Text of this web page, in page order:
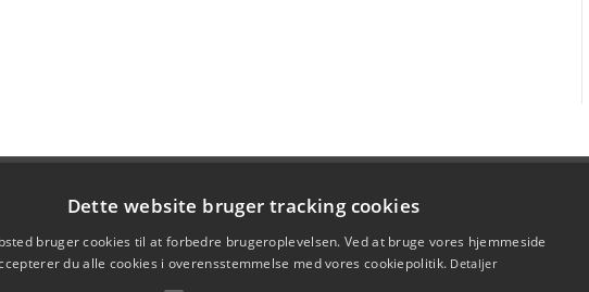
Dette website bruger tracking cookies
bruger cookies til at forbedre brugeroplevelsen. Ved at bruge vores hjemmeside
du alle cookies i overensstemmelse med vores cookiepolitik. Detaljer